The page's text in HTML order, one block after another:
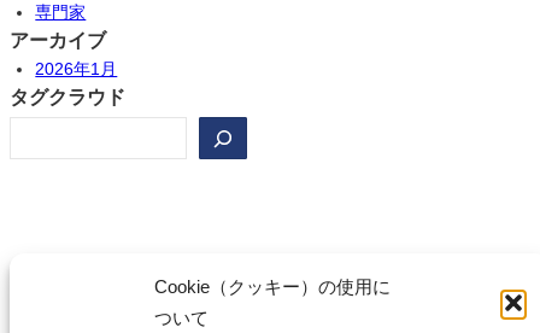
Cookie（クッキー）の使用に
ついて
専門家
アーカイブ
2026年1月
タグクラウド
索